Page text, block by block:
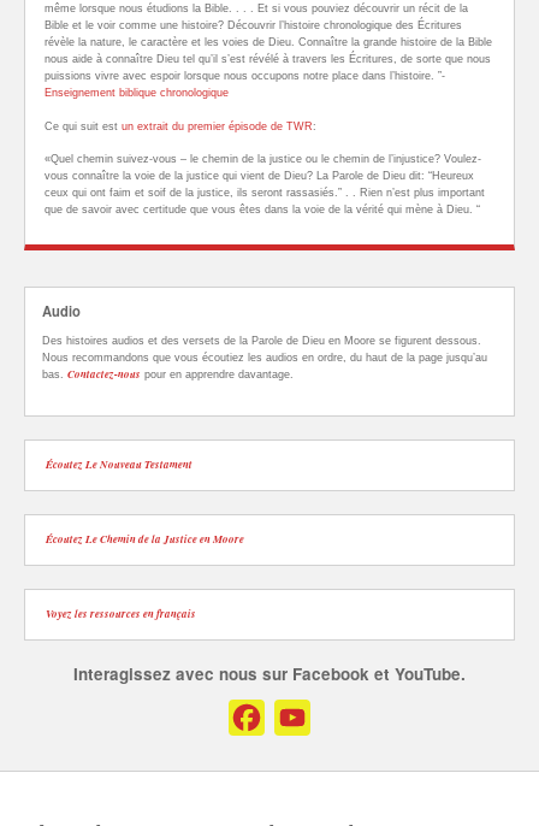
même lorsque nous étudions la Bible. . . . Et si vous pouviez découvrir un récit de la
Bible et le voir comme une histoire? Découvrir l’histoire chronologique des Écritures
révèle la nature, le caractère et les voies de Dieu. Connaître la grande histoire de la Bible
nous aide à connaître Dieu tel qu’il s’est révélé à travers les Écritures, de sorte que nous
puissions vivre avec espoir lorsque nous occupons notre place dans l’histoire. ”-
Enseignement biblique chronologique
Ce qui suit est un extrait du premier épisode de TWR:
«Quel chemin suivez-vous – le chemin de la justice ou le chemin de l’injustice? Voulez-
vous connaître la voie de la justice qui vient de Dieu? La Parole de Dieu dit: “Heureux
ceux qui ont faim et soif de la justice, ils seront rassasiés.” . . Rien n’est plus important
que de savoir avec certitude que vous êtes dans la voie de la vérité qui mène à Dieu. “
Audio
Des histoires audios et des versets de la Parole de Dieu en Moore se figurent dessous.
Nous recommandons que vous écoutiez les audios en ordre, du haut de la page jusqu’au
bas. Contactez-nous pour en apprendre davantage.
Écoutez Le Nouveau Testament
Écoutez Le Chemin de la Justice en Moore
Voyez les ressources en français
Interagissez avec nous sur Facebook et YouTube.
Facebook